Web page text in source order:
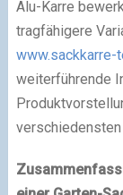
Alu-Karre
tragfähigere
www.sackkarre-
weiterführende
verschiedensten